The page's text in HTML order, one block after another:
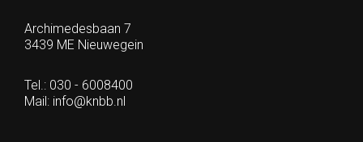
Archimedesbaan 7
3439 ME Nieuwegein
Tel.: 030 - 6008400
Mail: info@knbb.nl